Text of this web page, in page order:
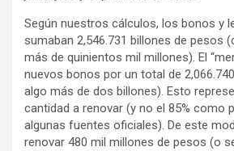
Según nuestros cálculos, los bonos y
sumaban 2,546.731 billones de pesos
más de quinientos mil millones). El
nuevos bonos por un total de
algo más de dos billones). Esto
cantidad a renovar (y no el 85% como
algunas fuentes oficiales). De este
renovar 480 mil millones de pesos (o